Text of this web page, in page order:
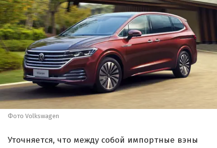
Фото Volkswagen
Уточняется, что между собой импортные вэны